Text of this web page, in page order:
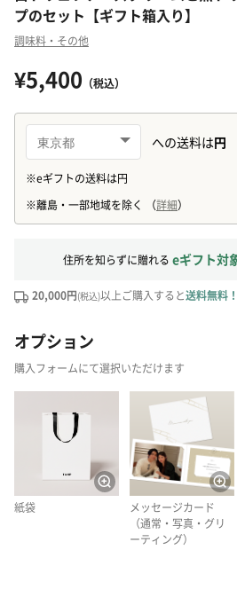
プのセット【ギフト箱入り】
調味料・その他
¥5,400 （税込）
住所を知らずに贈れる eギフト対
20,000円(税込)以上ご購入すると送料無料！
オプション
購入フォームにて選択いただけます
紙袋
メッセージカード
（通常・写真・グリ
ーティング）